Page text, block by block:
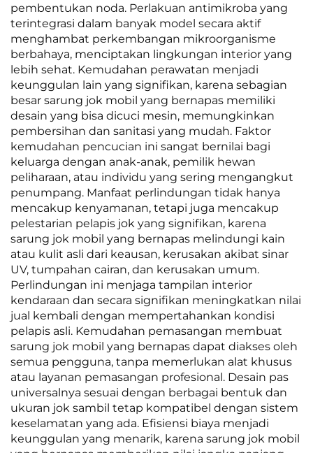
pembentukan noda. Perlakuan antimikroba yang
terintegrasi dalam banyak model secara aktif
menghambat perkembangan mikroorganisme
berbahaya, menciptakan lingkungan interior yang
lebih sehat. Kemudahan perawatan menjadi
keunggulan lain yang signifikan, karena sebagian
besar sarung jok mobil yang bernapas memiliki
desain yang bisa dicuci mesin, memungkinkan
pembersihan dan sanitasi yang mudah. Faktor
kemudahan pencucian ini sangat bernilai bagi
keluarga dengan anak-anak, pemilik hewan
peliharaan, atau individu yang sering mengangkut
penumpang. Manfaat perlindungan tidak hanya
mencakup kenyamanan, tetapi juga mencakup
pelestarian pelapis jok yang signifikan, karena
sarung jok mobil yang bernapas melindungi kain
atau kulit asli dari keausan, kerusakan akibat sinar
UV, tumpahan cairan, dan kerusakan umum.
Perlindungan ini menjaga tampilan interior
kendaraan dan secara signifikan meningkatkan nilai
jual kembali dengan mempertahankan kondisi
pelapis asli. Kemudahan pemasangan membuat
sarung jok mobil yang bernapas dapat diakses oleh
semua pengguna, tanpa memerlukan alat khusus
atau layanan pemasangan profesional. Desain pas
universalnya sesuai dengan berbagai bentuk dan
ukuran jok sambil tetap kompatibel dengan sistem
keselamatan yang ada. Efisiensi biaya menjadi
keunggulan yang menarik, karena sarung jok mobil